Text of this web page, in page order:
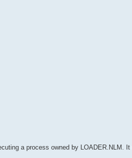
a process owned by LOADER.NLM.